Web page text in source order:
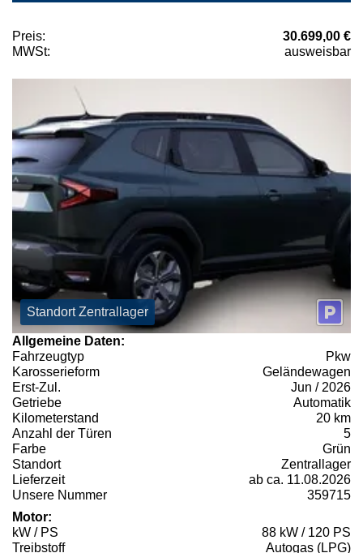
Preis:
30.699,00 €
MWSt:
ausweisbar
Standort Zentrallager
Allgemeine Daten:
Fahrzeugtyp
Pkw
Karosserieform
Geländewagen
Erst-Zul.
Jun / 2026
Getriebe
Automatik
Kilometerstand
20 km
Anzahl der Türen
5
Farbe
Grün
Standort
Zentrallager
Lieferzeit
ab ca. 11.08.2026
Unsere Nummer
359715
Motor:
kW / PS
88 kW / 120 PS
Treibstoff
Autogas (LPG)